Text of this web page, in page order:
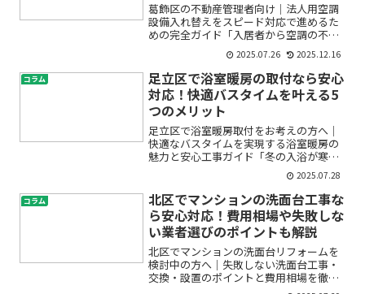
葛飾区の不動産管理者向け｜法人用空調
設備入れ替えをスピード対応で進めるた
めの完全ガイド「入居者から空調の不具
合を訴えられた」「夏前に法人用空調設
備の入れ替えをしたいが、工期や費用、
トラブルが心配…」。葛飾区で賃貸物件
や事務所ビルを管理する不...
2025.07.26 2025.12.16
コラム
足立区で浴室暖房の取付なら安心
対応！快適バスタイムを叶える5
つのメリット
足立区で浴室暖房取付をお考えの方へ｜
快適なバスタイムを実現する浴室暖房の
魅力と安心工事ガイド「冬の入浴が寒く
てつらい」「脱衣所とお風呂の温度差が
心配」「浴室暖房の設置や交換をしたい
けれど、工事や費用が不安」――そんなお悩
みをお持ちではありま...
2025.07.28
コラム
北区でマンションの洗面台工事な
ら安心対応！費用相場や失敗しな
い業者選びのポイントも解説
北区でマンションの洗面台リフォームを
検討中の方へ｜失敗しない洗面台工事・
交換・設置のポイントと費用相場を徹底
解説「毎日使う洗面台、そろそろ古くな